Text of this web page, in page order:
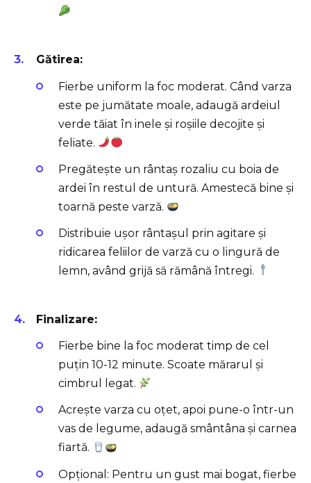
Gătirea:
Fierbe uniform la foc moderat. Când varza
este pe jumătate moale, adaugă ardeiul
verde tăiat în inele și roșiile decojite și
feliate.
Pregătește un rântaș rozaliu cu boia de
ardei în restul de untură. Amestecă bine și
toarnă peste varză.
Distribuie ușor rântașul prin agitare și
ridicarea feliilor de varză cu o lingură de
lemn, având grijă să rămână întregi.
Finalizare:
Fierbe bine la foc moderat timp de cel
puțin 10-12 minute. Scoate mărarul și
cimbrul legat.
Acrește varza cu oțet, apoi pune-o într-un
vas de legume, adaugă smântâna și carnea
fiartă.
Opțional: Pentru un gust mai bogat, fierbe